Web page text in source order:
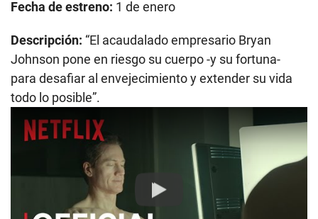
Fecha de estreno: 1 de enero
Descripción: “El acaudalado empresario Bryan
Johnson pone en riesgo su cuerpo -y su fortuna-
para desafiar al envejecimiento y extender su vida
todo lo posible”.
Play